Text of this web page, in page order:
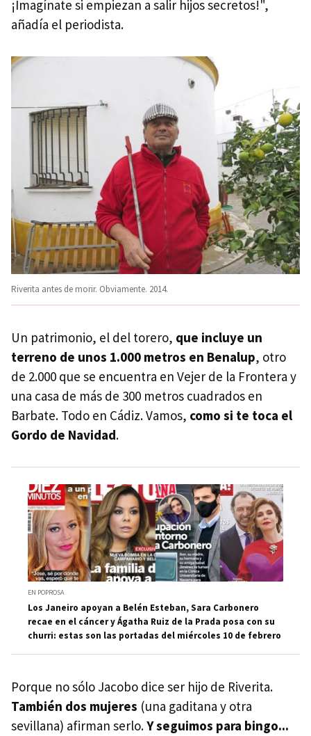
¡Imagínate si empiezan a salir hijos secretos!",
añadía el periodista.
Riverita antes de morir. Obviamente. 2014.
Un patrimonio, el del torero, que incluye un
terreno de unos 1.000 metros en Benalup, otro
de 2.000 que se encuentra en Vejer de la Frontera y
una casa de más de 300 metros cuadrados en
Barbate. Todo en Cádiz. Vamos, como si te toca el
Gordo de Navidad.
EN POPROSA
Los Janeiro apoyan a Belén Esteban, Sara Carbonero
recae en el cáncer y Ágatha Ruiz de la Prada posa con su
churri: estas son las portadas del miércoles 10 de febrero
Porque no sólo Jacobo dice ser hijo de Riverita.
También dos mujeres (una gaditana y otra
sevillana) afirman serlo.Y seguimos para bingo...